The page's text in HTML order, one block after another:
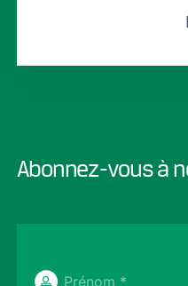
Abonnez-vous à
Prénom *